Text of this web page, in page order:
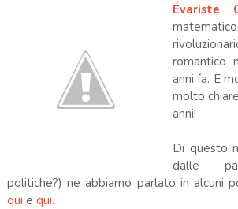
Évariste
romantico
anni fa. E
molto
anni!
Di questo
dalle
politiche?) ne abbiamo parlato in alcuni
qui e qui.